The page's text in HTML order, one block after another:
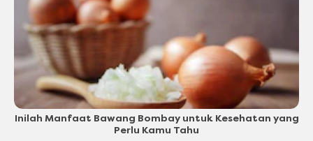
Inilah Manfaat Bawang Bombay untuk Kesehatan yang
Perlu Kamu Tahu